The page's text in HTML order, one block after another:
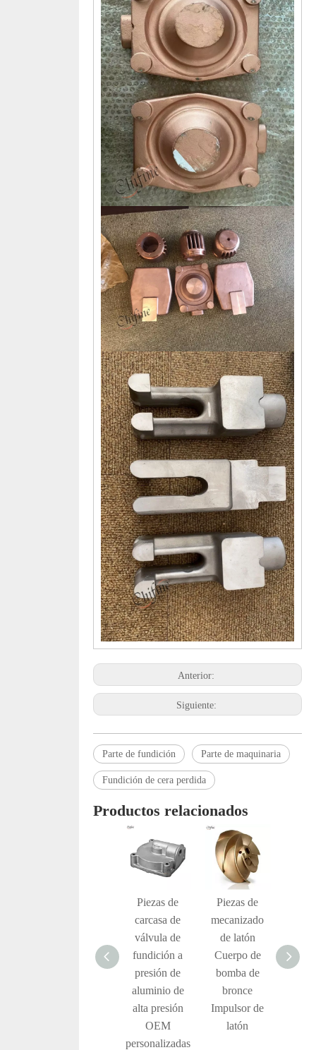
Anterior:
Siguiente:
Parte de fundición Parte de maquinaria
Fundición de cera perdida
Productos relacionados
fundición a
Piezas de
carcasa de
válvula de
fundición a
presión de
aluminio de
alta presión
OEM
personalizadas
Piezas de
mecanizado
de latón
Cuerpo de
bomba de
bronce
Impulsor de
latón